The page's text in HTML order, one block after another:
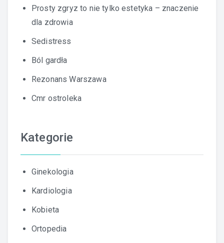
Prosty zgryz to nie tylko estetyka – znaczenie
dla zdrowia
Sedistress
Ból gardła
Rezonans Warszawa
Cmr ostroleka
Kategorie
Ginekologia
Kardiologia
Kobieta
Ortopedia